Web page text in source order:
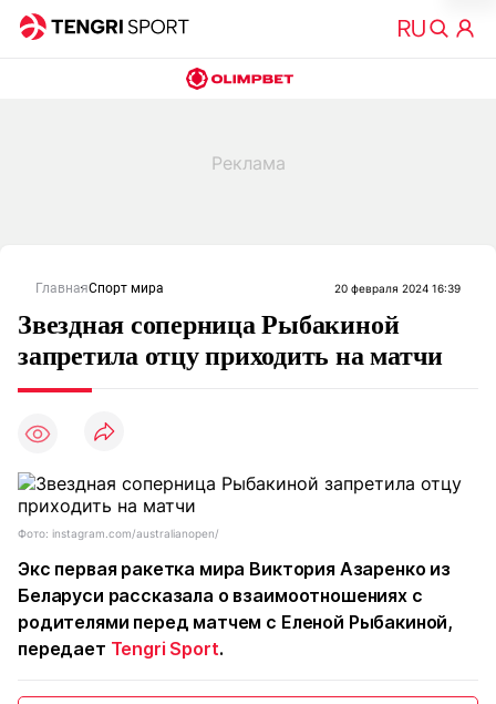
ГлавнаяСпорт мира 20 февраля 2024 16:39
Звездная соперница Рыбакиной
запретила отцу приходить на матчи
Фото: instagram.com/australianopen/
Экс первая ракетка мира Виктория Азаренко из
Беларуси рассказала о взаимоотношениях с
родителями перед матчем с Еленой Рыбакиной,
передает Tengri Sport.